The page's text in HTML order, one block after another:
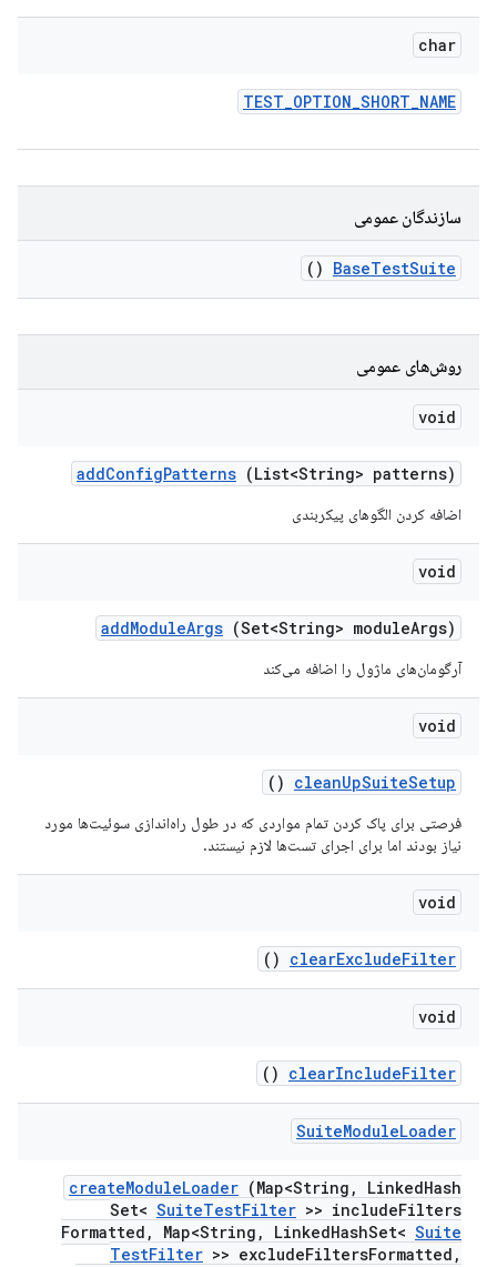
char
TEST_OPTION_SHORT_NAME
سازندگان عمومی
BaseTestSuite
()
روش‌های عمومی
void
addConfigPatterns (List<String> patterns)
اضافه کردن الگوهای پیکربندی
void
addModuleArgs (Set<String> moduleArgs)
آرگومان‌های ماژول را اضافه می‌کند
void
cleanUpSuiteSetup
()
فرصتی برای پاک کردن تمام مواردی که در طول راه‌اندازی سوئیت‌ها مورد
نیاز بودند اما برای اجرای تست‌ها لازم نیستند.
void
clearExcludeFilter
()
void
clearIncludeFilter
()
SuiteModuleLoader
createModuleLoader (Map<String , LinkedHash
Set< SuiteTestFilter >> includeFilters
Formatted , Map<String , LinkedHashSet< Suite
TestFilter >> excludeFiltersFormatted ,